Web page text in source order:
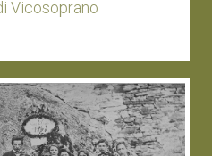
Vicosoprano